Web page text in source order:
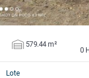
579.44 m²
0
Lote